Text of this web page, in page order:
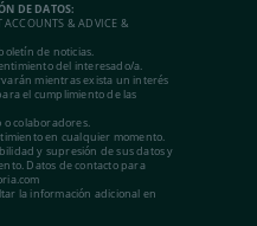
DE DATOS:
ACCOUNTS & ADVICE &
de noticias.
del interesado/a.
mientras exista un interés
el cumplimiento de las
o colaboradores.
en cualquier momento.
y supresión de sus datos y
Datos de contacto para
la información adicional en